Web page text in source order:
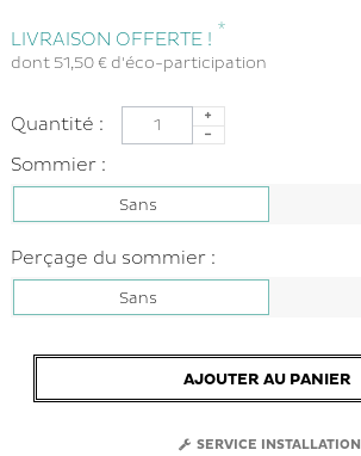
LIVRAISON OFFERTE ! *
dont 51,50 € d'éco-participation
Quantité :
Sommier :
Sans
Perçage du sommier :
Sans
AJOUTER AU PANIER
SERVICE INSTALLATION